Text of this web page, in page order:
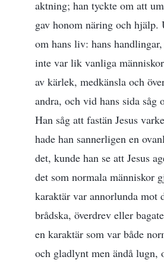
aktning; han tyckte om att
gav honom näring och
om hans liv: hans
inte var lik vanliga
av kärlek, medkänsla och
andra, och vid hans sida såg
Han såg att fastän Jesus
hade han sannerligen en
det, kunde han se att Jesus
det som normala människor
karaktär var annorlunda mot
brådska, överdrev eller
en karaktär som var både
och gladlynt men ändå lugn,